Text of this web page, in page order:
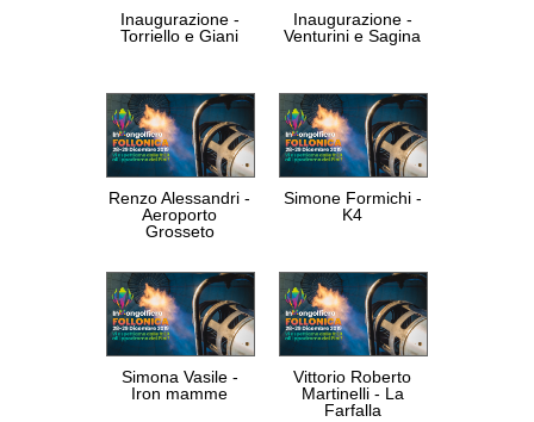
Inaugurazione -
Torriello e Giani
Inaugurazione -
Venturini e Sagina
Renzo Alessandri -
Aeroporto
Grosseto
Simone Formichi -
K4
Simona Vasile -
Iron mamme
Vittorio Roberto
Martinelli - La
Farfalla